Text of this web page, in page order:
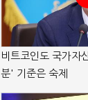
비트코인도 국가자
분' 기준은 숙제